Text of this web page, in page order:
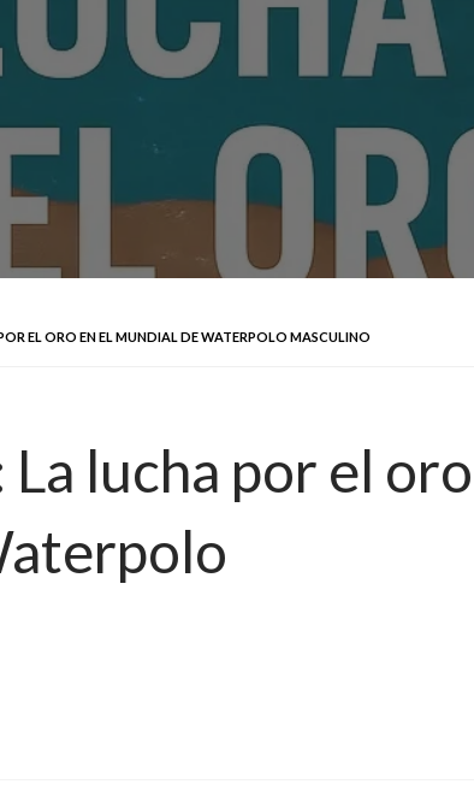
EL ORO EN EL MUNDIAL DE WATERPOLO MASCULINO
La lucha por el oro